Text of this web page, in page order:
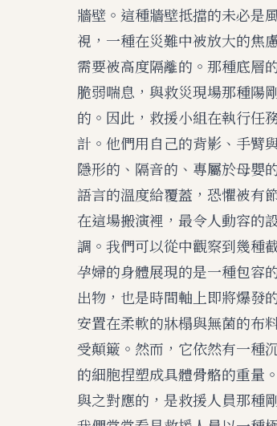
牆壁。這種牆壁抵擋的未必是
視，一種在災難中被放大的焦
需要被高度隔離的。那種底層
脆弱喘息，與救災現場那種陽
的。因此，救援小組在執行任
計。他們用自己的背影、手臂
隱形的、隔音的、專屬於母嬰
語言的溫度給覆蓋，恐懼被有
在這場搬演裡，最令人動容的
調。我們可以從中觀察到幾種
孕婦的身體展現的是一種包容
出物，也是時間軸上即將爆發
安置在柔軟的牀榻與無菌的布
受顛簸。然而，它依然有一種
的細胞捏塑成具體骨骼的重量。
與之對應的，是救援人員那種